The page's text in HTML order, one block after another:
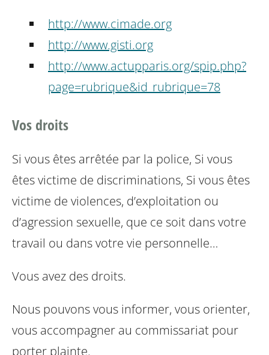
http://www.cimade.org
http://www.gisti.org
http://www.actupparis.org/spip.php?
page=rubrique&id_rubrique=78
Vos droits
Si vous êtes arrêtée par la police, Si vous
êtes victime de discriminations, Si vous êtes
victime de violences, d’exploitation ou
d’agression sexuelle, que ce soit dans votre
travail ou dans votre vie personnelle…
Vous avez des droits.
Nous pouvons vous informer, vous orienter,
vous accompagner au commissariat pour
porter plainte.